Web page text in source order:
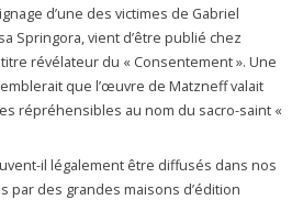
d’une des victimes de Gabriel
Springora, vient d’être publié chez
révélateur du « Consentement ». Une
que l’œuvre de Matzneff valait
répréhensibles au nom du sacro-saint «
il légalement être diffusés dans nos
par des grandes maisons d’édition